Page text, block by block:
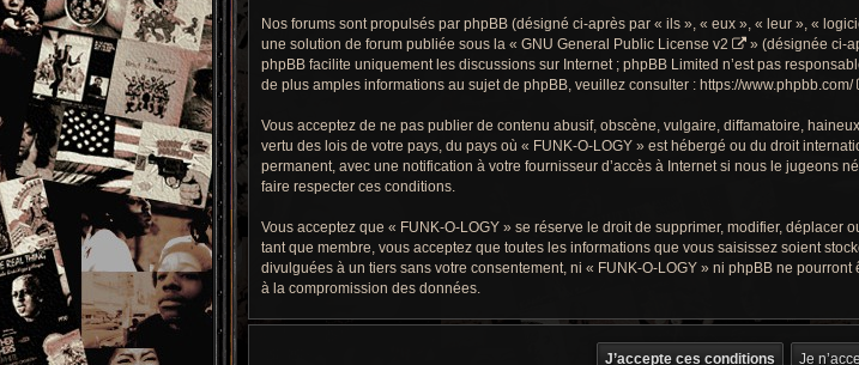
Nos forums sont propulsés par phpBB (désigné ci-après par « ils », « eux », « leur », «
une solution de forum publiée sous la « GNU General Public License v2 » (désignée ci-
phpBB facilite uniquement les discussions sur Internet ; phpBB Limited n’est pas
de plus amples informations au sujet de phpBB, veuillez consulter : https://www.phpbb.com/
Vous acceptez de ne pas publier de contenu abusif, obscène, vulgaire, diffamatoire,
vertu des lois de votre pays, du pays où « FUNK-O-LOGY » est hébergé ou du droit
permanent, avec une notification à votre fournisseur d’accès à Internet si nous le jugeons
faire respecter ces conditions.
Vous acceptez que « FUNK-O-LOGY » se réserve le droit de supprimer, modifier, déplacer
tant que membre, vous acceptez que toutes les informations que vous saisissez soient
divulguées à un tiers sans votre consentement, ni « FUNK-O-LOGY » ni phpBB ne
à la compromission des données.